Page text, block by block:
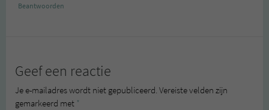
Beantwoorden
Geef een reactie
Je e-mailadres wordt niet gepubliceerd. Vereiste velden zijn
gemarkeerd met *